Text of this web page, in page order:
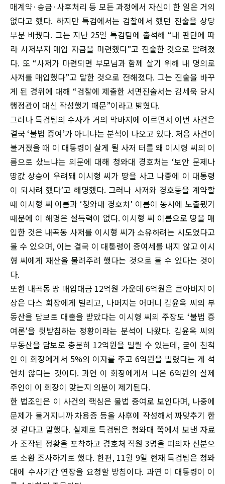
매계약·송금·사후처리 등 모든 과정에서 자신이 한 일은 거의
없다고 했다. 하지만 특검에서는 검찰에서 했던 진술을 상당
부분 바꿨다. 그는 지난 25일 특검팀에 출석해 “내 판단에 따
라 사저부지 매입 자금을 마련했다”고 진술한 것으로 알려졌
다. 또 “사저가 마련되면 부모님과 함께 살기 위해 내 명의로
사저를 매입했다”고 말한 것으로 전해졌다. 그는 진술을 바꾸
게 된 경위에 대해 “검찰에 제출한 서면진술서는 김세욱 당시
행정관이 대신 작성했기 때문”이라고 밝혔다.
그러나 특검팀의 수사가 거의 막바지에 이르면서 이번 사건은
결국 ‘불법 증여’가 아니냐는 분석이 나오고 있다. 처음 사건이
불거졌을 때 이 대통령이 살게 될 사저 터를 왜 이시형 씨의 이
름으로 샀느냐는 의문에 대해 청와대 경호처는 ‘보안 문제나
땅값 상승이 우려돼 이시형 씨가 땅을 사고 나중에 이 대통령
이 되사려 했다’고 해명했다. 그러나 사저와 경호동을 계약할
때 이시형 씨 이름과 ‘청와대 경호처’ 이름이 동시에 노출됐기
때문에 이 해명은 설득력이 없다. 이시형 씨 이름으로 땅을 매
입한 것은 내곡동 사저를 이시형 씨가 소유하려는 시도였다고
볼 수 있으며, 이는 결국 이 대통령이 증여세를 내지 않고 이시
형 씨에게 재산을 물려주려 했다는 것으로 볼 수 있다는 것이
다.
또한 내곡동 땅 매입대금 12억원 가운데 6억원은 큰아버지 이
상은 다스 회장에게 빌리고, 나머지는 어머니 김윤옥 씨의 부
동산을 담보로 대출을 받았다는 이시형 씨의 주장도 ‘불법 증
여론’을 뒷받침하는 정황이라는 분석이 나왔다. 김윤옥 씨의
부동산을 담보로 충분히 12억원을 빌릴 수 있는데, 굳이 친척
인 이 회장에게서 5%의 이자를 주고 6억원을 빌렸다는 게 석
연치 않다는 것이다. 과연 이 회장에게서 나온 6억원의 실제
주인이 이 회장이 맞는지 의문이 제기된다.
한 법조인은 이 사건의 핵심은 불법 증여로 보인다며, 나중에
문제가 불거지니까 차용증 등을 사후에 작성해서 짜맞추기 한
것 같다고 말했다. 실제로 특검팀은 청와대 쪽에서 보낸 자료
가 조작된 정황을 포착하고 경호처 직원 3명을 피의자 신분으
로 소환 조사하기로 했다. 한편, 11월 9일 현재 특검팀은 청와
대에 수사기간 연장을 요청할 방침이다. 과연 이 대통령이 이